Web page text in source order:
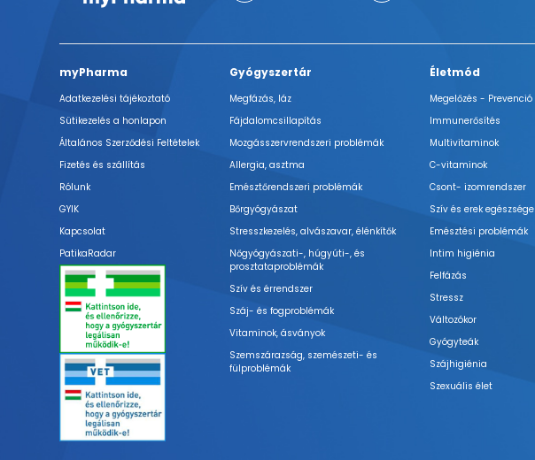
myPharma
Adatkezelési tájékoztató
Sütikezelés a honlapon
Általános Szerződési Feltételek
Fizetés és szállítás
Rólunk
GYIK
Kapcsolat
PatikaRadar
Gyógyszertár
Megfázás, láz
Fájdalomcsillapítás
Mozgásszervrendszeri problémák
Allergia, asztma
Emésztőrendszeri problémák
Bőrgyógyászat
Stresszkezelés, alvászavar, élénkítők
Nőgyógyászati-, húgyúti-, és
prosztataproblémák
Szív és érrendszer
Száj- és fogproblémák
Vitaminok, ásványok
Szemszárazság, szemészeti- és
fülproblémák
Életmód
Megelőzés - Prevenció
Immunerősítés
Multivitaminok
C-vitaminok
Csont- izomrendszer
Szív és erek egészsége
Emésztési problémák
Intim higiénia
Felfázás
Stressz
Változókor
Gyógyteák
Szájhigiénia
Szexuális élet